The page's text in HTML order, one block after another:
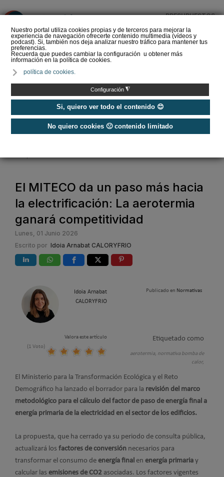
Nuestro portal utiliza cookies propias y de terceros para mejorar la
experiencia de navegación ofrecerte contenido multimedia (vídeos y
podcast). Si, también nos deja analizar nuestro tráfico para mantener tus
preferencias.
Recuerda que puedes cambiar la configuración u obtener más
información en la política de cookies.
política de cookies.
Configuración ◮
Si, quiero ver todo el contenido 😊
No quiero cookies 🙁 contenido limitado
PRESUPUESTOS
del Amperio (Episodio 3)
Noticias / Normativas
/
El MITECO da un paso más hacia
la electrificación: La aerotermia
ganará competitividad
Lunes, 01 Junio 2026
Escrito por Idoia Arnabat CALORYFRIO
Idoia Arnabat
CALORYFRIO
Publicado en Normativas
Valora este artículo
(1 Voto)
Etiquetado como
aerotermia, normativa bomba de
calor,
El Ministerio para la Transformación Ecológica y el Reto
Demográfico ha lanzado el borrador para la revisión del marco
metodológico para el cálculo del factor de paso de energía final a
energía primaria de la electricidad en el sector de los edificios.
La propuesta, que ha cerrado ya su periodo de consulta pública,
actualizará los factores de conversión necesarios para
transformar el consumo de energía final en energía primaria y
calcular las emisiones de CO2 asociadas. Los factores vigentes